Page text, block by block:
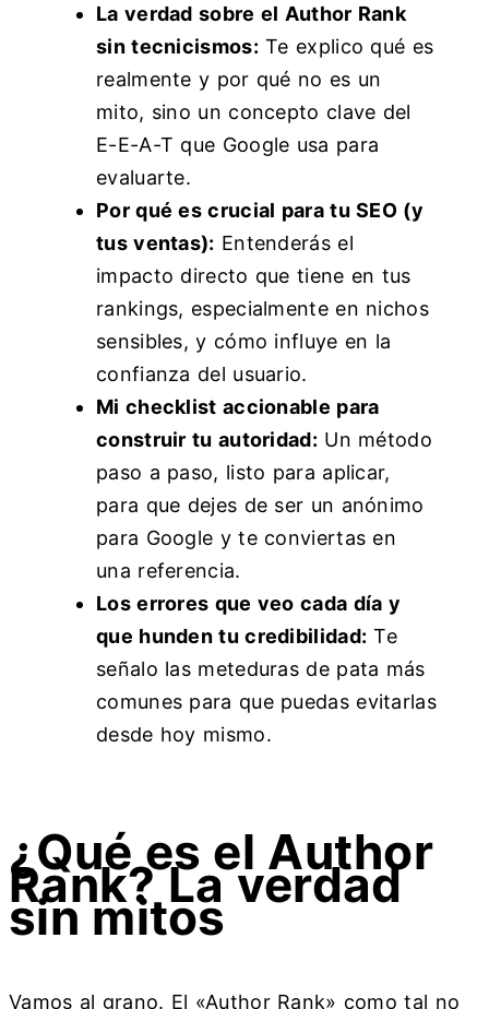
La verdad sobre el Author Rank
sin tecnicismos: Te explico qué es
realmente y por qué no es un
mito, sino un concepto clave del
E-E-A-T que Google usa para
evaluarte.
Por qué es crucial para tu SEO (y
tus ventas): Entenderás el
impacto directo que tiene en tus
rankings, especialmente en nichos
sensibles, y cómo influye en la
confianza del usuario.
Mi checklist accionable para
construir tu autoridad: Un método
paso a paso, listo para aplicar,
para que dejes de ser un anónimo
para Google y te conviertas en
una referencia.
Los errores que veo cada día y
que hunden tu credibilidad: Te
señalo las meteduras de pata más
comunes para que puedas evitarlas
desde hoy mismo.
¿Qué es el Author
Rank? La verdad
sin mitos
Vamos al grano. El «Author Rank» como tal no